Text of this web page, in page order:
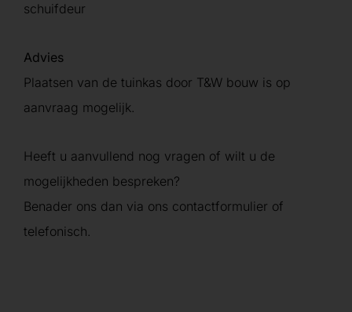
schuifdeur
Advies
Plaatsen van de tuinkas door T&W bouw is op
aanvraag mogelijk.
Heeft u aanvullend nog vragen of wilt u de
mogelijkheden bespreken?
Benader ons dan via ons contactformulier of
telefonisch.